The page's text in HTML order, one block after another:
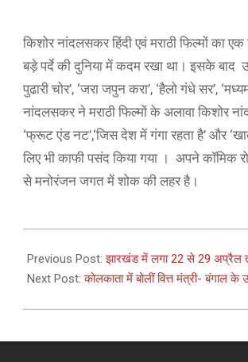
किशोर नांदलसकर हिंदी एवं मराठी फिल्मों का
बड़े पर्दे की दुनिया में कदम रखा था। इसके बाद
पुढारी चोर’, ‘जरा जपुन करा’, ‘हैलो गंधे सर’,
नांदलसकर ने मराठी फिल्मों के अलावा किशोर
‘फ्रूट एंड नट’,‘जिस देश में गंगा रहता है’ और
लिए भी काफी पसंद किया गया । अपने कॉमिक
से मनोरंजन जगत में शोक की लहर है।
04-
20
Previous Post:झारखंड में लगा 22 से 29 अप्रैल
Next Post:कोलकाता में बोलीं वित्त मंत्री- बंगाल